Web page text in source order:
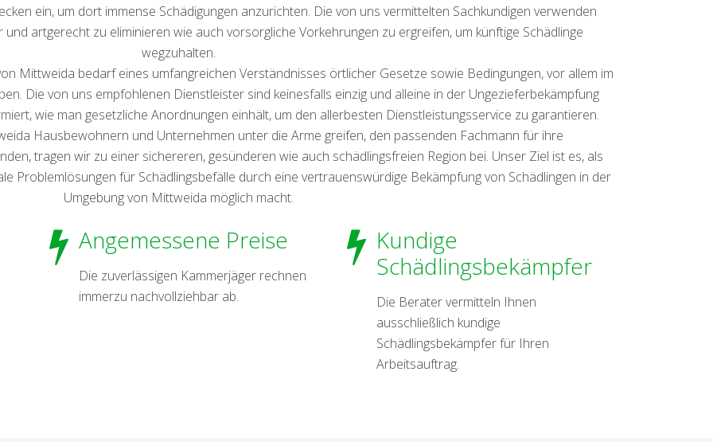
ein, um dort immense Schädigungen anzurichten. Die von uns vermittelten Sachkundigen verwenden
artgerecht zu eliminieren wie auch vorsorgliche Vorkehrungen zu ergreifen, um künftige Schädlinge
wegzuhalten.
Mittweida bedarf eines umfangreichen Verständnisses örtlicher Gesetze sowie Bedingungen, vor allem im
Die von uns empfohlenen Dienstleister sind keinesfalls einzig und alleine in der Ungezieferbekämpfung
wie man gesetzliche Anordnungen einhält, um den allerbesten Dienstleistungsservice zu garantieren.
Hausbewohnern und Unternehmen unter die Arme greifen, den passenden Fachmann für ihre
tragen wir zu einer sichereren, gesünderen wie auch schädlingsfreien Region bei. Unser Ziel ist es, als
Problemlösungen für Schädlingsbefälle durch eine vertrauenswürdige Bekämpfung von Schädlingen in der
Umgebung von Mittweida möglich macht.
Angemessene Preise
Die zuverlässigen Kammerjäger rechnen
immerzu nachvollziehbar ab.
Kundige
Schädlingsbekämpfer
Die Berater vermitteln Ihnen
ausschließlich kundige
Schädlingsbekämpfer für Ihren
Arbeitsauftrag.